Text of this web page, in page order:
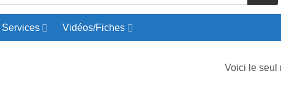
Services Vidéos/Fiches
Voici le seul